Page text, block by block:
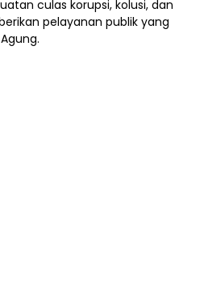
culas korupsi, kolusi, dan
pelayanan publik yang